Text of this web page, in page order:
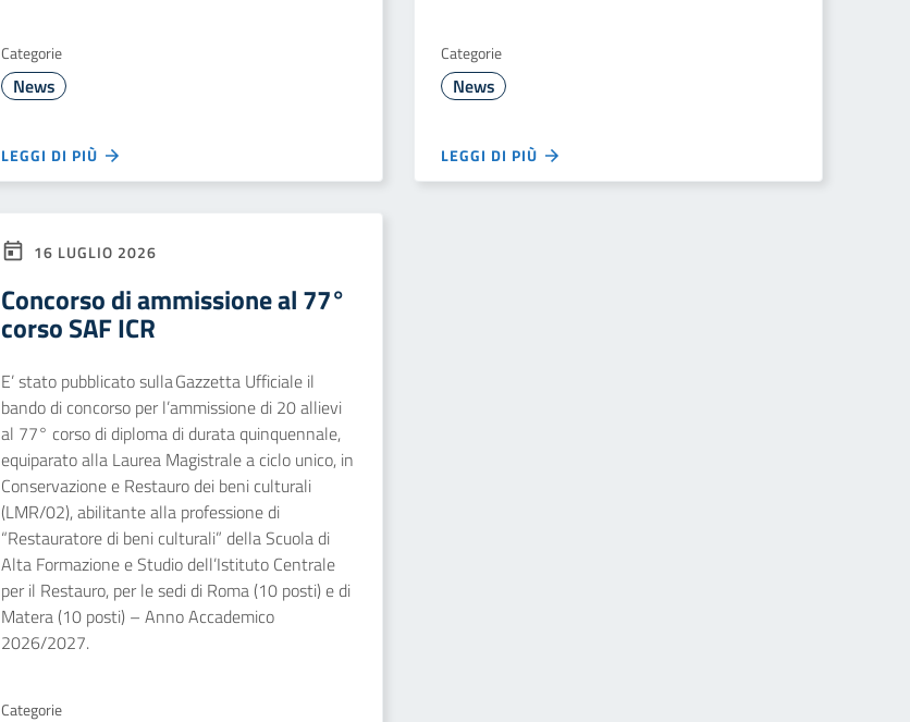
Categorie
News
LEGGI DI PIÙ
Categorie
News
LEGGI DI PIÙ
16 LUGLIO 2026
Concorso di ammissione al 77°
corso SAF ICR
E’ stato pubblicato sulla Gazzetta Ufficiale il
bando di concorso per l’ammissione di 20 allievi
al 77° corso di diploma di durata quinquennale,
equiparato alla Laurea Magistrale a ciclo unico, in
Conservazione e Restauro dei beni culturali
(LMR/02), abilitante alla professione di
“Restauratore di beni culturali” della Scuola di
Alta Formazione e Studio dell’Istituto Centrale
per il Restauro, per le sedi di Roma (10 posti) e di
Matera (10 posti) – Anno Accademico
2026/2027.
Categorie